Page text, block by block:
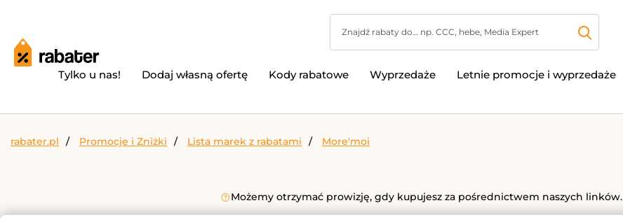
Tylko u nas! Dodaj własną ofertę Kody rabatowe Wyprzedaże Letnie promocje i wyprzedaże
rabater.pl Promocje i Zniżki Lista marek z rabatami More'moi
Możemy otrzymać prowizję, gdy kupujesz za pośrednictwem naszych linków.